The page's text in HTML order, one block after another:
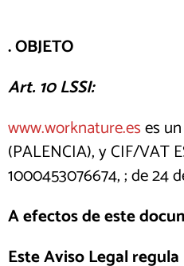
. OBJETO
Art. 10 LSSI:
www.worknature.eses
(PALENCIA), y CIF/VAT
1000453076674, ; de 24
A efectos de este
Este Aviso Legal